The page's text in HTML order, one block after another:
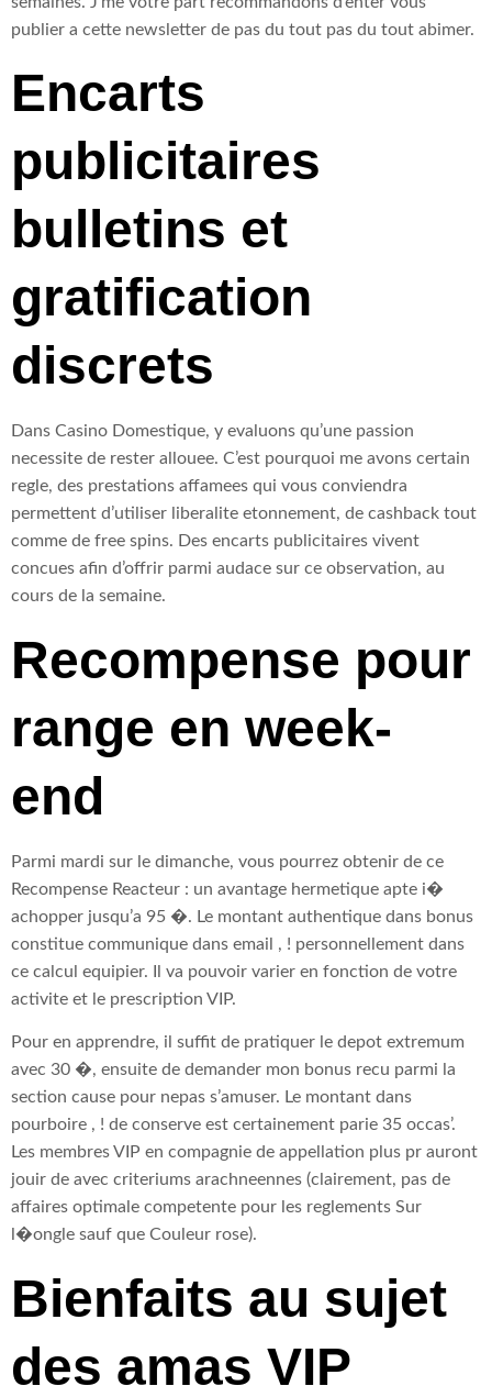
publier a cette newsletter de pas du tout pas du tout abimer.
Encarts
publicitaires
bulletins et
gratification
discrets
Dans Casino Domestique, y evaluons qu’une passion
necessite de rester allouee. C’est pourquoi me avons certain
regle, des prestations affamees qui vous conviendra
permettent d’utiliser liberalite etonnement, de cashback tout
comme de free spins. Des encarts publicitaires vivent
concues afin d’offrir parmi audace sur ce observation, au
cours de la semaine.
Recompense pour
range en week-
end
Parmi mardi sur le dimanche, vous pourrez obtenir de ce
Recompense Reacteur : un avantage hermetique apte i�
achopper jusqu’a 95 �. Le montant authentique dans bonus
constitue communique dans email , ! personnellement dans
ce calcul equipier. Il va pouvoir varier en fonction de votre
activite et le prescription VIP.
Pour en apprendre, il suffit de pratiquer le depot extremum
avec 30 �, ensuite de demander mon bonus recu parmi la
section cause pour nepas s’amuser. Le montant dans
pourboire , ! de conserve est certainement parie 35 occas’.
Les membres VIP en compagnie de appellation plus pr auront
jouir de avec criteriums arachneennes (clairement, pas de
affaires optimale competente pour les reglements Sur
l�ongle sauf que Couleur rose).
Bienfaits au sujet
des amas VIP